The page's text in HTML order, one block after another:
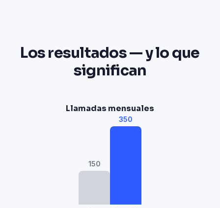
Los resultados — y lo que
significan
Llamadas mensuales
150
350